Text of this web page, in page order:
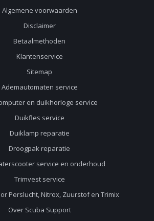
Algemene voorwaarden
Disclaimer
Betaalmethoden
Klantenservice
Sitemap
Ademautomaten service
en duikhorloge service
Duikfles service
Duiklamp reparatie
Droogpak reparatie
service en onderhoud
Trimvest service
Perslucht, Nitrox, Zuurstof en Trimix
Over Scuba Support